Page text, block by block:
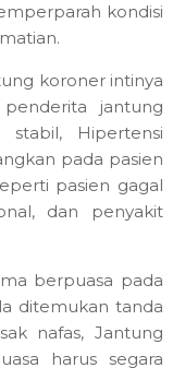
kondisi
koroner intinya
jantung
Hipertensi
pada pasien
pasien gagal
dan penyakit
berpuasa pada
ditemukan tanda
nafas, Jantung
harus segara